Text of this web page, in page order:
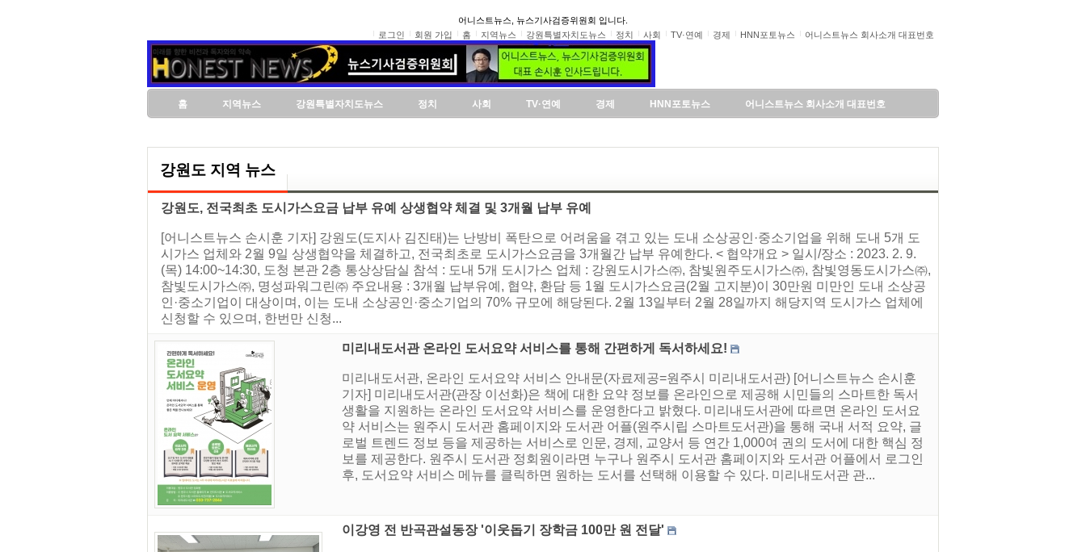
어니스트뉴스, 뉴스기사검증위원회 입니다.
로그인
회원 가입 홈 지역뉴스 강원특별자치도뉴스 정치 사회 TV·연예 경제 HNN포토뉴스 어니스트뉴스 회사소개 대표번호
홈 지역뉴스 강원특별자치도뉴스 정치 사회 TV·연예 경제 HNN포토뉴스 어니스트뉴스 회사소개 대표번호
강원도 지역 뉴스
강원도, 전국최초 도시가스요금 납부 유예 상생협약 체결 및 3개월 납부 유예
[어니스트뉴스 손시훈 기자] 강원도(도지사 김진태)는 난방비 폭탄으로 어려움을 겪고 있는 도내 소상공인·중소기업을 위해 도내 5개 도
시가스 업체와 2월 9일 상생협약을 체결하고, 전국최초로 도시가스요금을 3개월간 납부 유예한다. < 협약개요 > 일시/장소 : 2023. 2. 9.
(목) 14:00~14:30, 도청 본관 2층 통상상담실 참석 : 도내 5개 도시가스 업체 : 강원도시가스㈜, 참빛원주도시가스㈜, 참빛영동도시가스㈜,
참빛도시가스㈜, 명성파워그린㈜ 주요내용 : 3개월 납부유예, 협약, 환담 등 1월 도시가스요금(2월 고지분)이 30만원 미만인 도내 소상공
인·중소기업이 대상이며, 이는 도내 소상공인·중소기업의 70% 규모에 해당된다. 2월 13일부터 2월 28일까지 해당지역 도시가스 업체에
신청할 수 있으며, 한번만 신청...
미리내도서관 온라인 도서요약 서비스를 통해 간편하게 독서하세요!
미리내도서관, 온라인 도서요약 서비스 안내문(자료제공=원주시 미리내도서관) [어니스트뉴스 손시훈
기자] 미리내도서관(관장 이선화)은 책에 대한 요약 정보를 온라인으로 제공해 시민들의 스마트한 독서
생활을 지원하는 온라인 도서요약 서비스를 운영한다고 밝혔다. 미리내도서관에 따르면 온라인 도서요
약 서비스는 원주시 도서관 홈페이지와 도서관 어플(원주시립 스마트도서관)을 통해 국내 서적 요약, 글
로벌 트렌드 정보 등을 제공하는 서비스로 인문, 경제, 교양서 등 연간 1,000여 권의 도서에 대한 핵심 정
보를 제공한다. 원주시 도서관 정회원이라면 누구나 원주시 도서관 홈페이지와 도서관 어플에서 로그인
후, 도서요약 서비스 메뉴를 클릭하면 원하는 도서를 선택해 이용할 수 있다. 미리내도서관 관...
이강영 전 반곡관설동장 '이웃돕기 장학금 100만 원 전달'